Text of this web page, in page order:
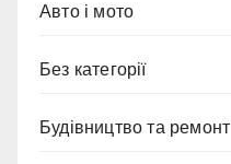
Авто і мото
Без категорії
Будівництво та ремонт